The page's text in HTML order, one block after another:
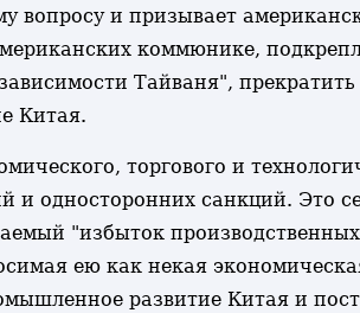
вопросу и призывает
коммюнике,
Тайваня",
Китая.
торгового и
и односторонних санкций. Это
"избыток
ею как некая
развитие Китая и